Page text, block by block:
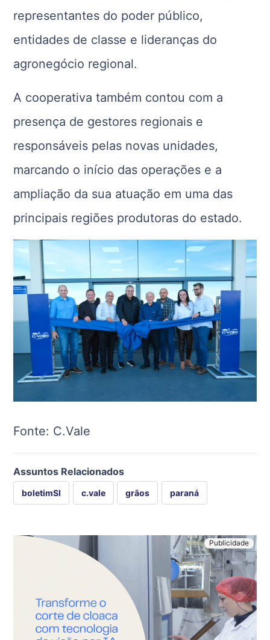
representantes do poder público,
entidades de classe e lideranças do
agronegócio regional.
A cooperativa também contou com a
presença de gestores regionais e
responsáveis pelas novas unidades,
marcando o início das operações e a
ampliação da sua atuação em uma das
principais regiões produtoras do estado.
Fonte: C.Vale
Assuntos Relacionados
boletimSI c.vale grãos paraná